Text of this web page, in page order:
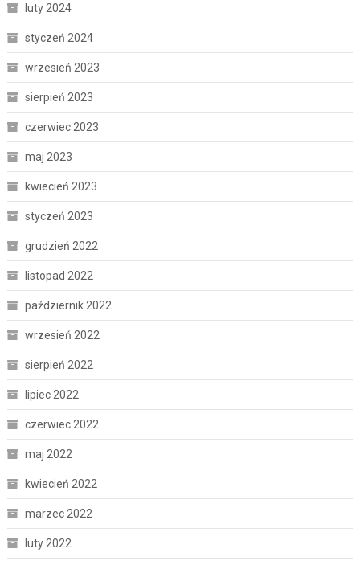
luty 2024
styczeń 2024
wrzesień 2023
sierpień 2023
czerwiec 2023
maj 2023
kwiecień 2023
styczeń 2023
grudzień 2022
listopad 2022
październik 2022
wrzesień 2022
sierpień 2022
lipiec 2022
czerwiec 2022
maj 2022
kwiecień 2022
marzec 2022
luty 2022